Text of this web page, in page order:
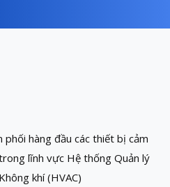
phối hàng đầu các thiết bị cảm
lĩnh vực Hệ thống Quản lý
khí (HVAC)